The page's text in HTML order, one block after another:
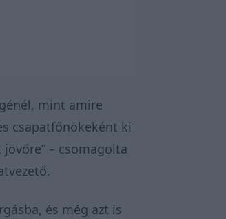
mint amire
csapatfőnökeként ki
– csomagolta
és még azt is